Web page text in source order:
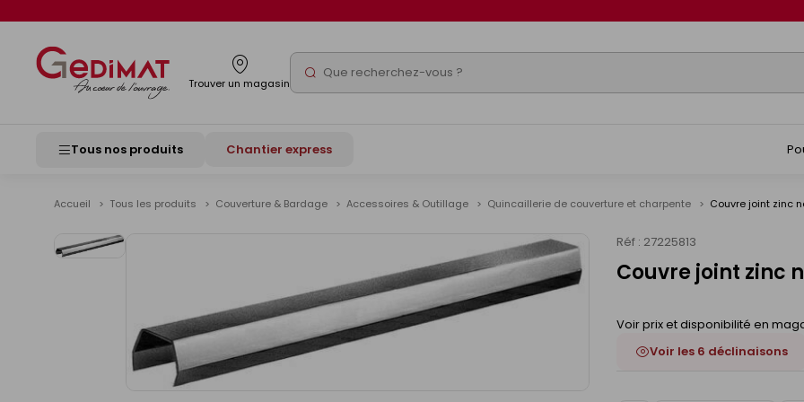
Trouver un magasin Rechercher
Tous nos produits Chantier express
Accueil Tous les produits Couverture & Bardage Accessoires & Outillage Quincaillerie de couverture et charpente Couvre joint zinc
Réf : 27225813
Couvre joint zinc
Voir prix et disponibilité en
Voir les 6 déclinaisons